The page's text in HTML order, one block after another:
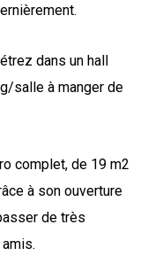
dans un hall
salle à manger de
complet, de 19 m2
à son ouverture
de très